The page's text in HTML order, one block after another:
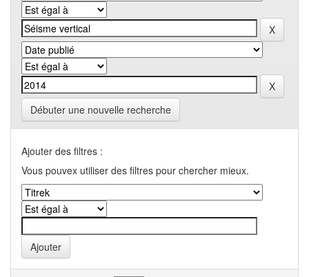
Débuter une nouvelle recherche
Ajouter des filtres :
Vous pouvex utiliser des filtres pour chercher mieux.